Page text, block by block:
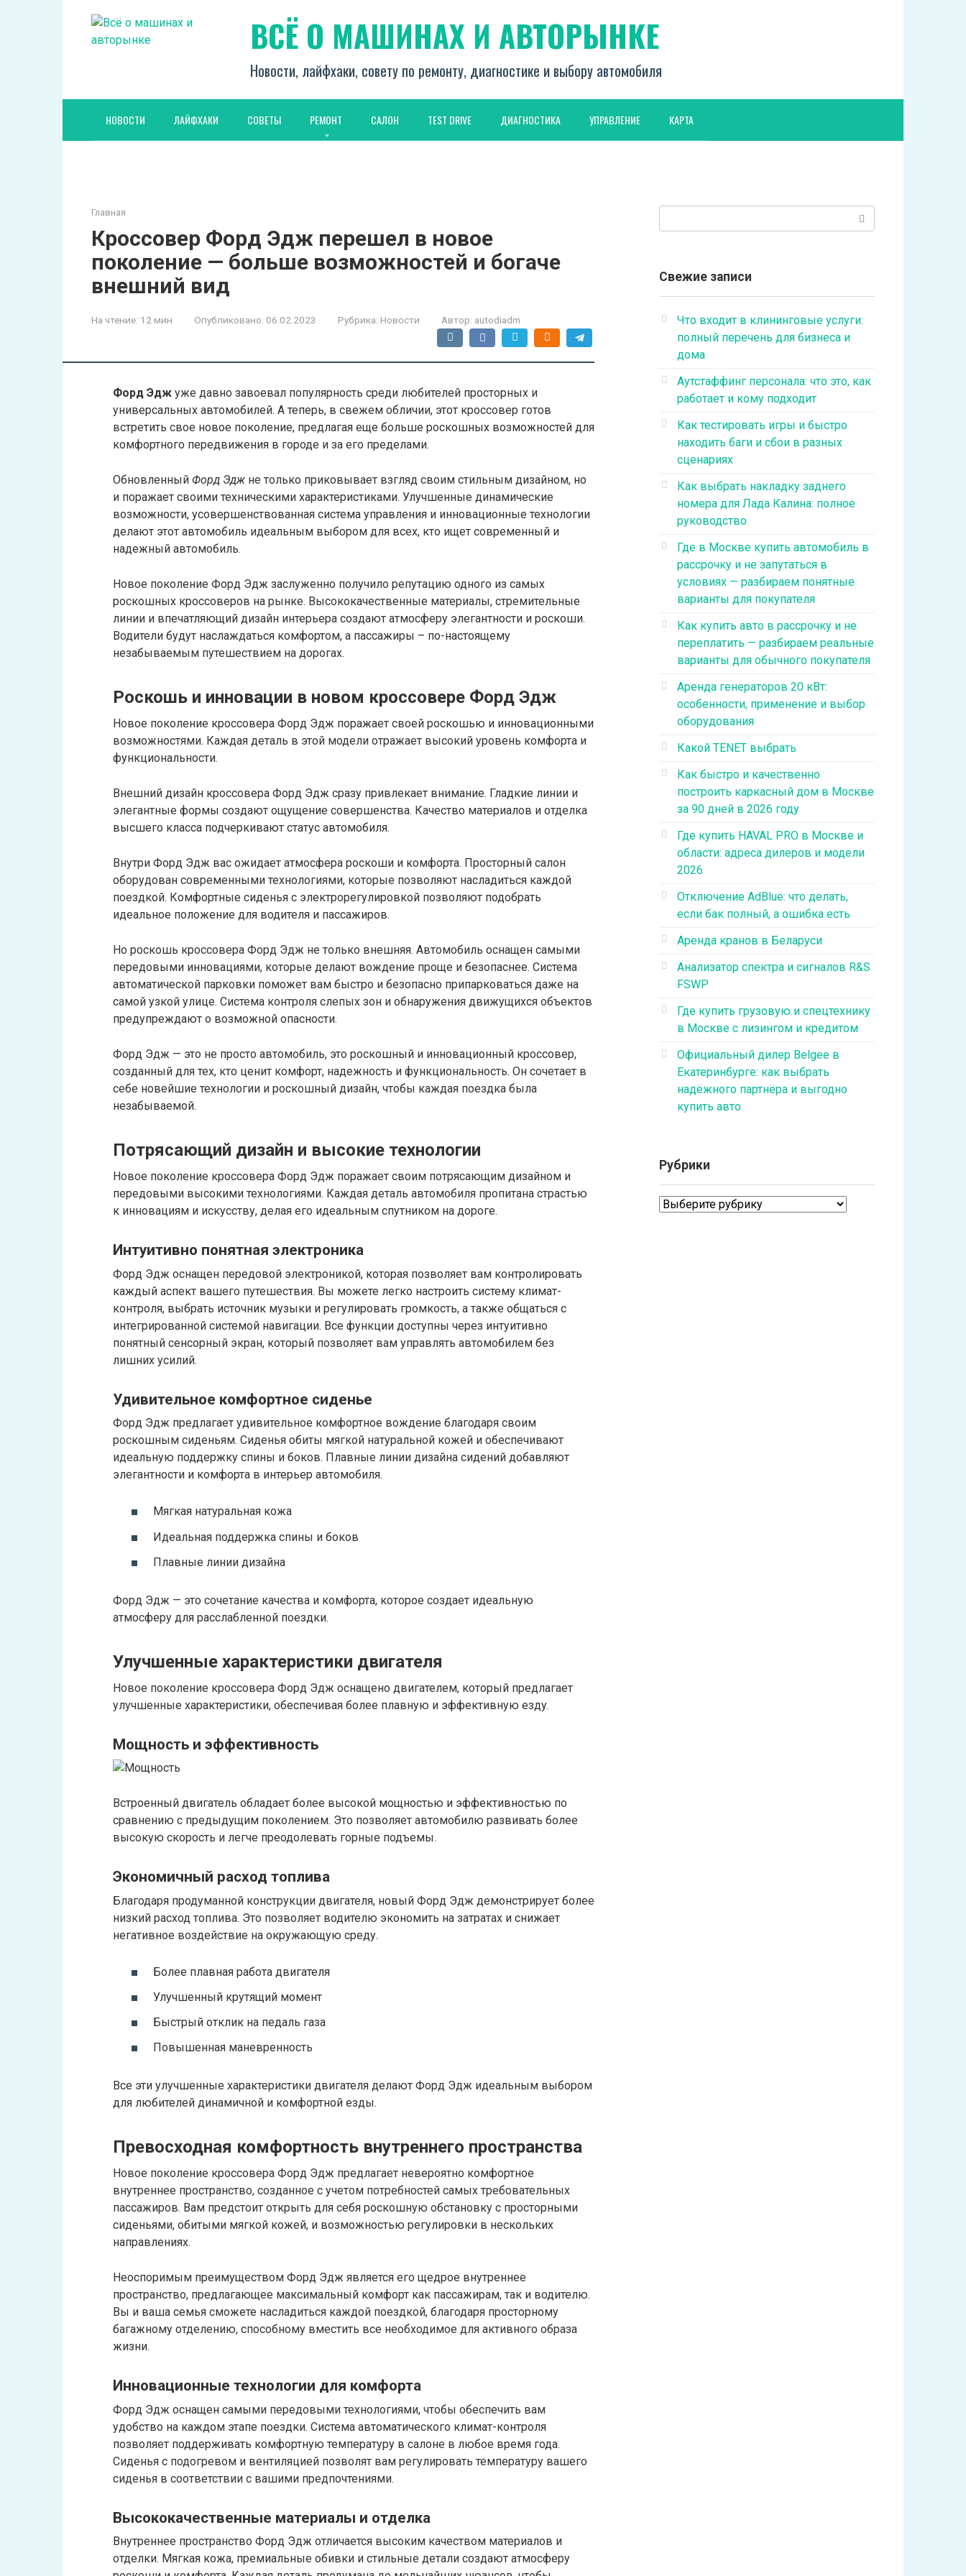
ВСЁ О МАШИНАХ И АВТОРЫНКЕ
Новости, лайфхаки, совету по ремонту, диагностике и выбору автомобиля
НОВОСТИ ЛАЙФХАКИ СОВЕТЫ РЕМОНТ САЛОН TEST DRIVE ДИАГНОСТИКА УПРАВЛЕНИЕ КАРТА
Главная
Кроссовер Форд Эдж перешел в новое
поколение — больше возможностей и богаче
внешний вид
На чтение: 12 мин Опубликовано: 06.02.2023 Рубрика: Новости Автор: autodiadm
Форд Эдж уже давно завоевал популярность среди любителей просторных и
универсальных автомобилей. А теперь, в свежем обличии, этот кроссовер готов
встретить свое новое поколение, предлагая еще больше роскошных возможностей для
комфортного передвижения в городе и за его пределами.
Обновленный Форд Эдж не только приковывает взгляд своим стильным дизайном, но
и поражает своими техническими характеристиками. Улучшенные динамические
возможности, усовершенствованная система управления и инновационные технологии
делают этот автомобиль идеальным выбором для всех, кто ищет современный и
надежный автомобиль.
Новое поколение Форд Эдж заслуженно получило репутацию одного из самых
роскошных кроссоверов на рынке. Высококачественные материалы, стремительные
линии и впечатляющий дизайн интерьера создают атмосферу элегантности и роскоши.
Водители будут наслаждаться комфортом, а пассажиры – по-настоящему
незабываемым путешествием на дорогах.
Роскошь и инновации в новом кроссовере Форд Эдж
Новое поколение кроссовера Форд Эдж поражает своей роскошью и инновационными
возможностями. Каждая деталь в этой модели отражает высокий уровень комфорта и
функциональности.
Внешний дизайн кроссовера Форд Эдж сразу привлекает внимание. Гладкие линии и
элегантные формы создают ощущение совершенства. Качество материалов и отделка
высшего класса подчеркивают статус автомобиля.
Внутри Форд Эдж вас ожидает атмосфера роскоши и комфорта. Просторный салон
оборудован современными технологиями, которые позволяют насладиться каждой
поездкой. Комфортные сиденья с электрорегулировкой позволяют подобрать
идеальное положение для водителя и пассажиров.
Но роскошь кроссовера Форд Эдж не только внешняя. Автомобиль оснащен самыми
передовыми инновациями, которые делают вождение проще и безопаснее. Система
автоматической парковки поможет вам быстро и безопасно припарковаться даже на
самой узкой улице. Система контроля слепых зон и обнаружения движущихся объектов
предупреждают о возможной опасности.
Форд Эдж — это не просто автомобиль, это роскошный и инновационный кроссовер,
созданный для тех, кто ценит комфорт, надежность и функциональность. Он сочетает в
себе новейшие технологии и роскошный дизайн, чтобы каждая поездка была
незабываемой.
Потрясающий дизайн и высокие технологии
Новое поколение кроссовера Форд Эдж поражает своим потрясающим дизайном и
передовыми высокими технологиями. Каждая деталь автомобиля пропитана страстью
к инновациям и искусству, делая его идеальным спутником на дороге.
Интуитивно понятная электроника
Форд Эдж оснащен передовой электроникой, которая позволяет вам контролировать
каждый аспект вашего путешествия. Вы можете легко настроить систему климат-
контроля, выбрать источник музыки и регулировать громкость, а также общаться с
интегрированной системой навигации. Все функции доступны через интуитивно
понятный сенсорный экран, который позволяет вам управлять автомобилем без
лишних усилий.
Удивительное комфортное сиденье
Форд Эдж предлагает удивительное комфортное вождение благодаря своим
роскошным сиденьям. Сиденья обиты мягкой натуральной кожей и обеспечивают
идеальную поддержку спины и боков. Плавные линии дизайна сидений добавляют
элегантности и комфорта в интерьер автомобиля.
Мягкая натуральная кожа
Идеальная поддержка спины и боков
Плавные линии дизайна
Форд Эдж — это сочетание качества и комфорта, которое создает идеальную
атмосферу для расслабленной поездки.
Улучшенные характеристики двигателя
Новое поколение кроссовера Форд Эдж оснащено двигателем, который предлагает
улучшенные характеристики, обеспечивая более плавную и эффективную езду.
Мощность и эффективность
Встроенный двигатель обладает более высокой мощностью и эффективностью по
сравнению с предыдущим поколением. Это позволяет автомобилю развивать более
высокую скорость и легче преодолевать горные подъемы.
Экономичный расход топлива
Благодаря продуманной конструкции двигателя, новый Форд Эдж демонстрирует более
низкий расход топлива. Это позволяет водителю экономить на затратах и снижает
негативное воздействие на окружающую среду.
Более плавная работа двигателя
Улучшенный крутящий момент
Быстрый отклик на педаль газа
Повышенная маневренность
Все эти улучшенные характеристики двигателя делают Форд Эдж идеальным выбором
для любителей динамичной и комфортной езды.
Превосходная комфортность внутреннего пространства
Новое поколение кроссовера Форд Эдж предлагает невероятно комфортное
внутреннее пространство, созданное с учетом потребностей самых требовательных
пассажиров. Вам предстоит открыть для себя роскошную обстановку с просторными
сиденьями, обитыми мягкой кожей, и возможностью регулировки в нескольких
направлениях.
Неоспоримым преимуществом Форд Эдж является его щедрое внутреннее
пространство, предлагающее максимальный комфорт как пассажирам, так и водителю.
Вы и ваша семья сможете насладиться каждой поездкой, благодаря просторному
багажному отделению, способному вместить все необходимое для активного образа
жизни.
Инновационные технологии для комфорта
Форд Эдж оснащен самыми передовыми технологиями, чтобы обеспечить вам
удобство на каждом этапе поездки. Система автоматического климат-контроля
позволяет поддерживать комфортную температуру в салоне в любое время года.
Сиденья с подогревом и вентиляцией позволят вам регулировать температуру вашего
сиденья в соответствии с вашими предпочтениями.
Высококачественные материалы и отделка
Внутреннее пространство Форд Эдж отличается высоким качеством материалов и
отделки. Мягкая кожа, премиальные обивки и стильные детали создают атмосферу
Свежие записи
Что входит в клининговые услуги:
полный перечень для бизнеса и
дома
Аутстаффинг персонала: что это, как
работает и кому подходит
Как тестировать игры и быстро
находить баги и сбои в разных
сценариях
Как выбрать накладку заднего
номера для Лада Калина: полное
руководство
Где в Москве купить автомобиль в
рассрочку и не запутаться в
условиях — разбираем понятные
варианты для покупателя
Как купить авто в рассрочку и не
переплатить — разбираем реальные
варианты для обычного покупателя
Аренда генераторов 20 кВт:
особенности, применение и выбор
оборудования
Какой TENET выбрать
Как быстро и качественно
построить каркасный дом в Москве
за 90 дней в 2026 году
Где купить HAVAL PRO в Москве и
области: адреса дилеров и модели
2026
Отключение AdBlue: что делать,
если бак полный, а ошибка есть
Аренда кранов в Беларуси
Анализатор спектра и сигналов R&S
FSWP
Где купить грузовую и спецтехнику
в Москве с лизингом и кредитом
Официальный дилер Belgee в
Екатеринбурге: как выбрать
надёжного партнёра и выгодно
купить авто
Рубрики
Рубрики